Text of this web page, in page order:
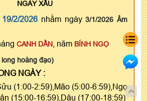
NGÀYXẤU
2/2026 nhằm ngày3/1/2026 Âm
CANH DẦN , năm BÍNH NGỌ
hoàng đạo)
NGÀY :
(1:00-2:59),Mão (5:00-6:59),Ngọ
(15:00-16:59),Dậu (17:00-18:59)